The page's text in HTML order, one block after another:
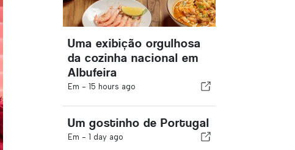
Uma exibição orgulhosa
da cozinha nacional em
Albufeira
Em - 15 hours ago
Um gostinho de Portugal
Em - 1 day ago